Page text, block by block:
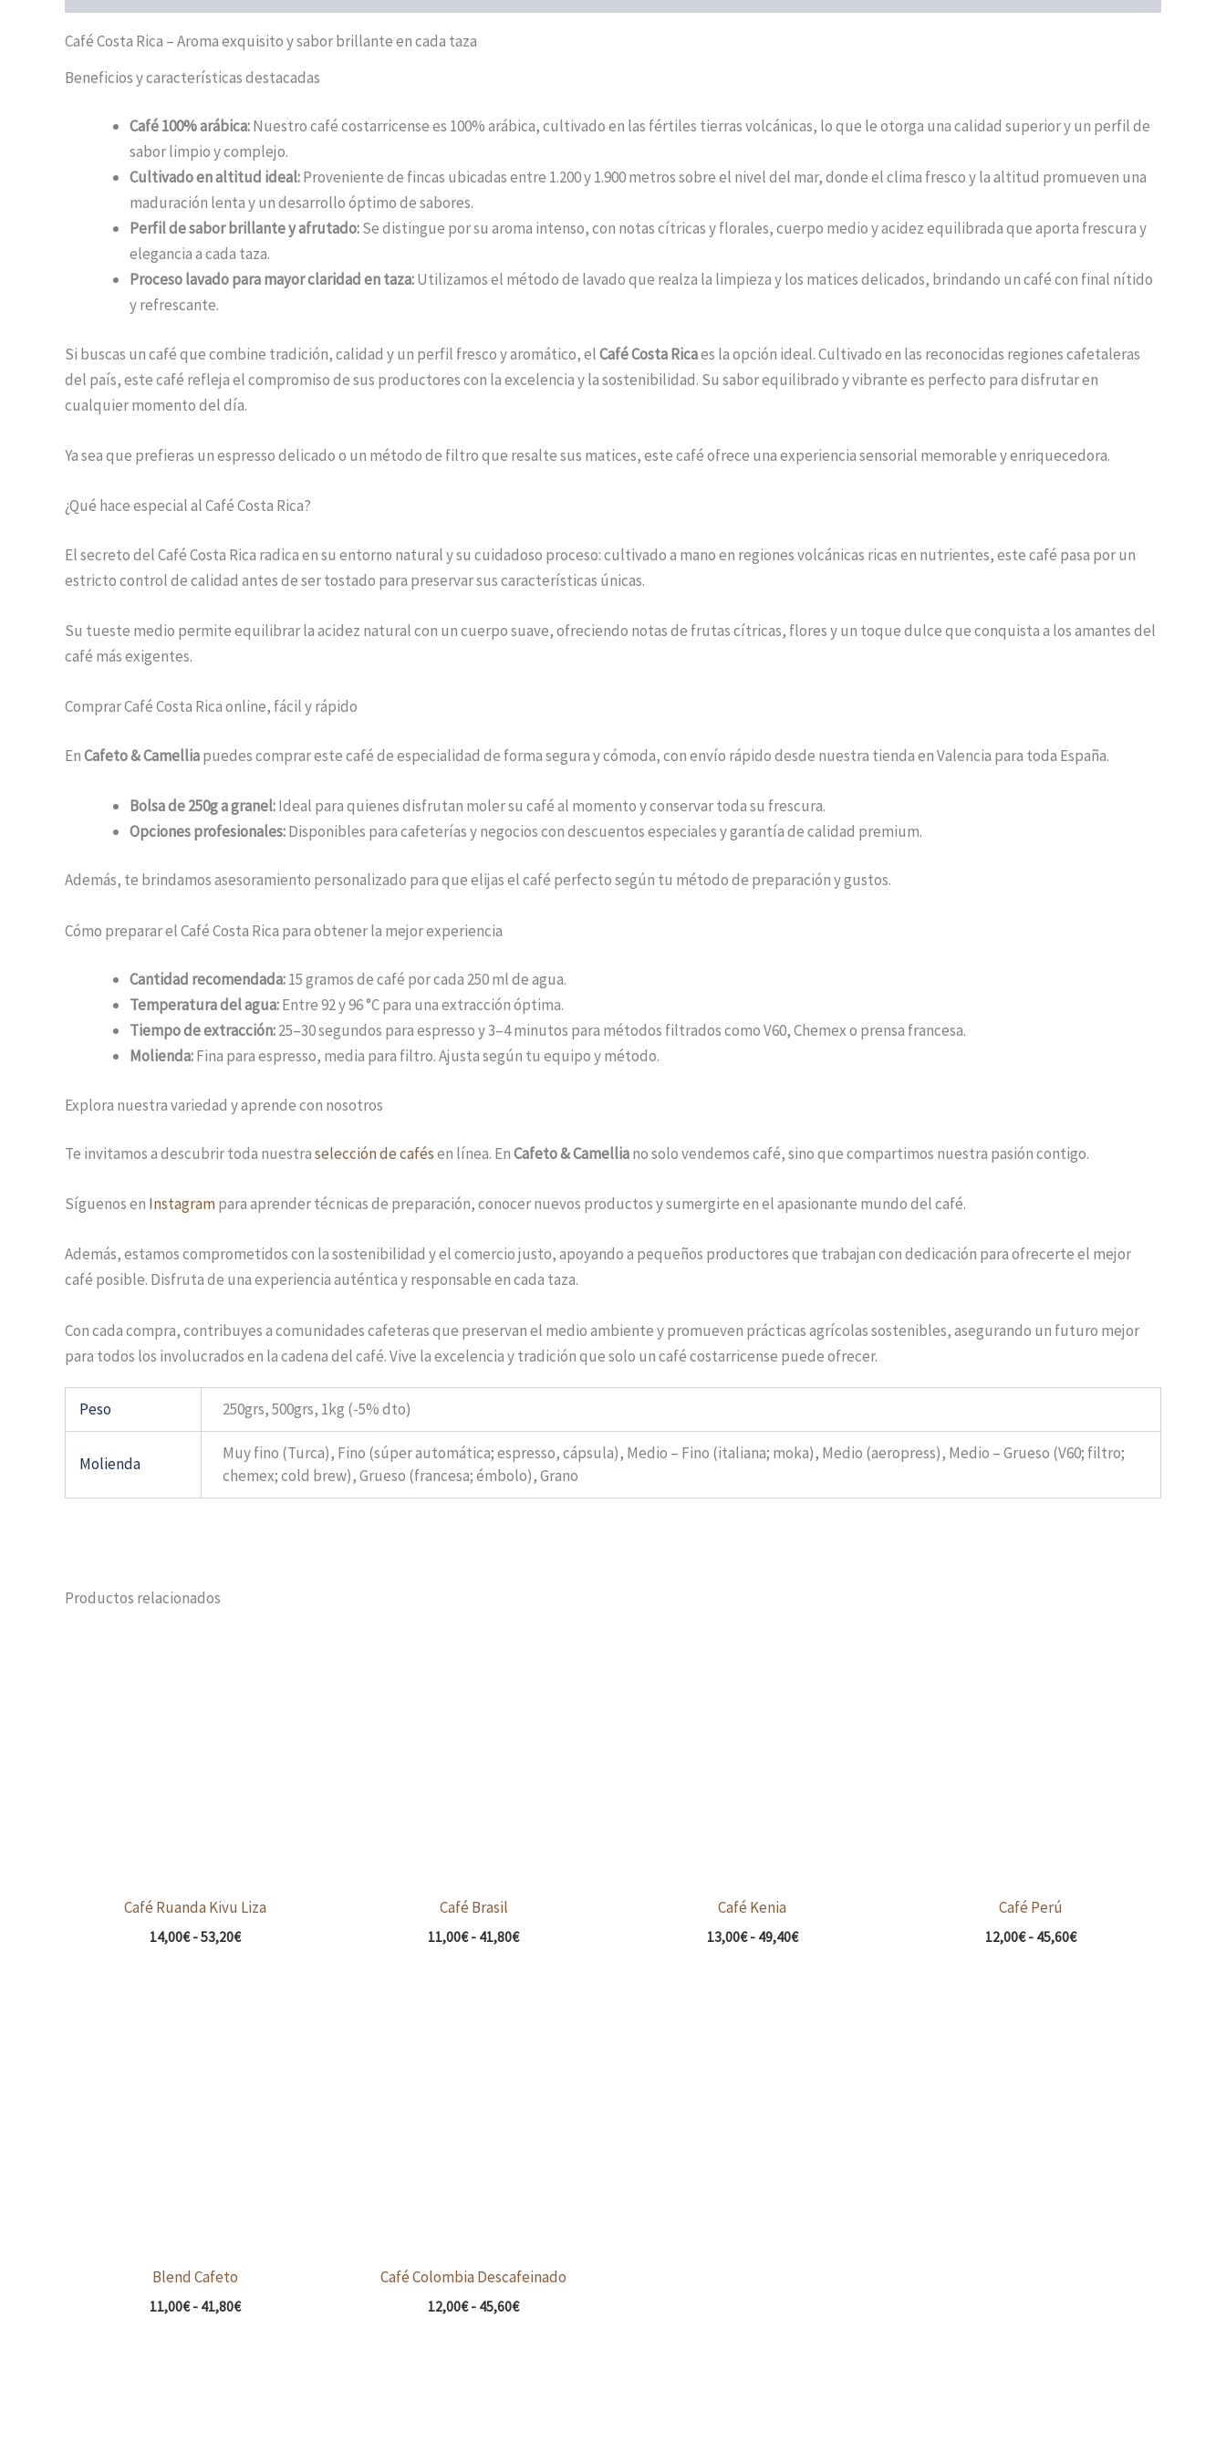
Café Costa Rica – Aroma exquisito y sabor brillante en cada taza
Beneficios y características destacadas
Café 100% arábica:Nuestro café costarricense es 100% arábica, cultivado en las fértiles tierras volcánicas, lo que le otorga una calidad superior y un perfil de
sabor limpio y complejo.
Cultivado en altitud ideal:Proveniente de fincas ubicadas entre 1.200 y 1.900 metros sobre el nivel del mar, donde el clima fresco y la altitud promueven una
maduración lenta y un desarrollo óptimo de sabores.
Perfil de sabor brillante y afrutado:Se distingue por su aroma intenso, con notas cítricas y florales, cuerpo medio y acidez equilibrada que aporta frescura y
elegancia a cada taza.
Proceso lavado para mayor claridad en taza:Utilizamos el método de lavado que realza la limpieza y los matices delicados, brindando un café con final nítido
y refrescante.
Si buscas un café que combine tradición, calidad y un perfil fresco y aromático, elCafé Costa Ricaes la opción ideal. Cultivado en las reconocidas regiones cafetaleras
del país, este café refleja el compromiso de sus productores con la excelencia y la sostenibilidad. Su sabor equilibrado y vibrante es perfecto para disfrutar en
cualquier momento del día.
Ya sea que prefieras un espresso delicado o un método de filtro que resalte sus matices, este café ofrece una experiencia sensorial memorable y enriquecedora.
¿Qué hace especial al Café Costa Rica?
El secreto del Café Costa Rica radica en su entorno natural y su cuidadoso proceso: cultivado a mano en regiones volcánicas ricas en nutrientes, este café pasa por un
estricto control de calidad antes de ser tostado para preservar sus características únicas.
Su tueste medio permite equilibrar la acidez natural con un cuerpo suave, ofreciendo notas de frutas cítricas, flores y un toque dulce que conquista a los amantes del
café más exigentes.
Comprar Café Costa Rica online, fácil y rápido
EnCafeto & Camelliapuedes comprar este café de especialidad de forma segura y cómoda, con envío rápido desde nuestra tienda en Valencia para toda España.
Bolsa de 250g a granel:Ideal para quienes disfrutan moler su café al momento y conservar toda su frescura.
Opciones profesionales:Disponibles para cafeterías y negocios con descuentos especiales y garantía de calidad premium.
Además, te brindamos asesoramiento personalizado para que elijas el café perfecto según tu método de preparación y gustos.
Cómo preparar el Café Costa Rica para obtener la mejor experiencia
Cantidad recomendada:15 gramos de café por cada 250 ml de agua.
Temperatura del agua:Entre 92 y 96 °C para una extracción óptima.
Tiempo de extracción:25–30 segundos para espresso y 3–4 minutos para métodos filtrados como V60, Chemex o prensa francesa.
Molienda:Fina para espresso, media para filtro. Ajusta según tu equipo y método.
Explora nuestra variedad y aprende con nosotros
Te invitamos a descubrir toda nuestraselección de cafésen línea. EnCafeto & Camelliano solo vendemos café, sino que compartimos nuestra pasión contigo.
Síguenos en Instagrampara aprender técnicas de preparación, conocer nuevos productos y sumergirte en el apasionante mundo del café.
Además, estamos comprometidos con la sostenibilidad y el comercio justo, apoyando a pequeños productores que trabajan con dedicación para ofrecerte el mejor
café posible. Disfruta de una experiencia auténtica y responsable en cada taza.
Con cada compra, contribuyes a comunidades cafeteras que preservan el medio ambiente y promueven prácticas agrícolas sostenibles, asegurando un futuro mejor
para todos los involucrados en la cadena del café. Vive la excelencia y tradición que solo un café costarricense puede ofrecer.
Peso 250grs, 500grs, 1kg (-5% dto)
Molienda
Muy fino (Turca), Fino (súper automática; espresso, cápsula), Medio – Fino (italiana; moka), Medio (aeropress), Medio – Grueso (V60; filtro;
chemex; cold brew), Grueso (francesa; émbolo), Grano
Productos relacionados
Café Ruanda Kivu Liza
14,00€ -53,20€
Café Brasil
11,00€- 41,80€
Café Kenia
13,00€ - 49,40€
Café Perú
12,00€- 45,60€
Blend Cafeto
11,00€ - 41,80€
Café Colombia Descafeinado
12,00€- 45,60€